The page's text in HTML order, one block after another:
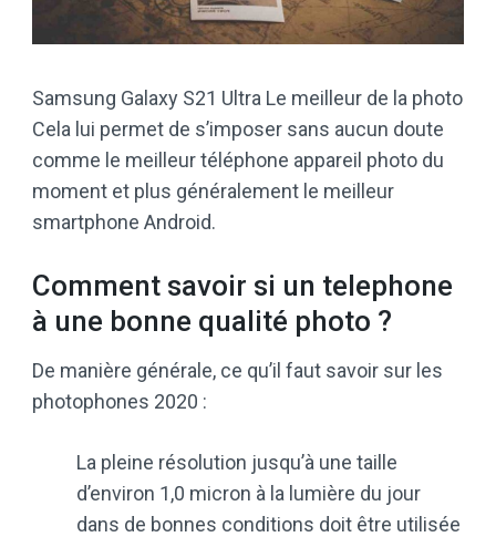
Samsung Galaxy S21 Ultra Le meilleur de la photo
Cela lui permet de s’imposer sans aucun doute
comme le meilleur téléphone appareil photo du
moment et plus généralement le meilleur
smartphone Android.
Comment savoir si un telephone
à une bonne qualité photo ?
De manière générale, ce qu’il faut savoir sur les
photophones 2020 :
La pleine résolution jusqu’à une taille
d’environ 1,0 micron à la lumière du jour
dans de bonnes conditions doit être utilisée